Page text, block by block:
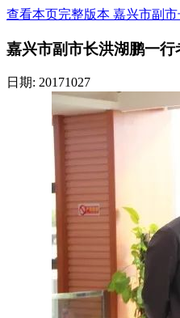
查看本页完整版本 嘉兴市副
嘉兴市副市长洪湖鹏一
日期: 20171027